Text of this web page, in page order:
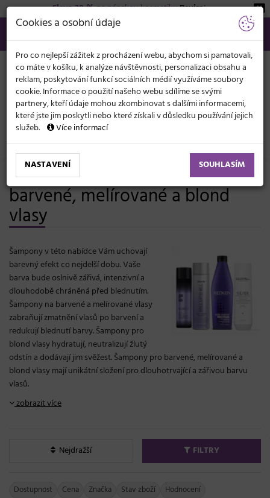
Sleva 20 %na pánskou kosmetikuBeviro!
566 440 099
info@svetkadernictvi.cz
Po−pá: 8−17
Vše o nákupu Kč
KATEGORIE
MENU
Vlasová kosmetika Šampony
Profesionální šampony pro
barvené, melírované a blond
vlasy
Šampony v této nabídce Vám uchovají
barevný efekt co nejdelší dobu. Vaše
barva bude oslnivě zářivá, intenzivní a
dlouhodobě chráněná před blednutím.
Šampony na barvené a melírované vlasy
zabraňují zmatnění vlasů po barvení a
redukují blednutí barvy. Šampony pro
blond vlasy hydratují, neutralizují žlutý
odstín a dodávají jim svěžest. Šampony pro barvené, melírované a
blond vlasy mají unikátní složení pro dlouhotrvající a zářivou barvu
vlasů.
zobrazit více
Nejdražší FILTRY
Dostupnost Cena Značka Stav zboží Hodnocení
Cookies a osobní údaje
Pro co nejlepší zážitek z procházení webu, abychom si pamatovali,
co máte v košíku, k analýze návštěvnosti, personalizaci obsahu a
reklam, poskytování funkcí sociálních médií využíváme soubory
cookie. Informace o použití našeho webu sdílíme se svými
partnery, kteří údaje mohou zkombinovat s dalšími informacemi,
které jste jim poskytli nebo které získali v důsledku používání jejich
služeb.
Více informací
NASTAVENÍ SOUHLASÍM